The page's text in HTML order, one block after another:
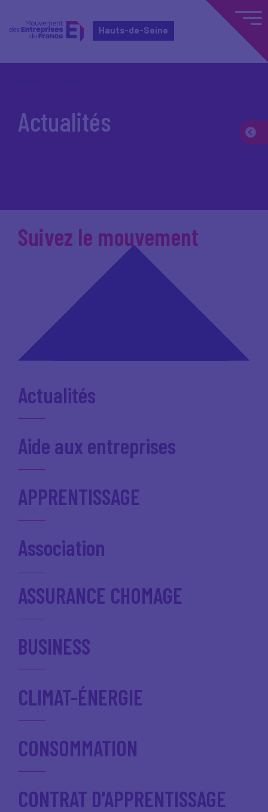
Hauts-de-Seine
Actualités
Suivez le mouvement
Actualités
Aide aux entreprises
APPRENTISSAGE
Association
ASSURANCE CHOMAGE
BUSINESS
CLIMAT-ÉNERGIE
CONSOMMATION
CONTRAT D'APPRENTISSAGE